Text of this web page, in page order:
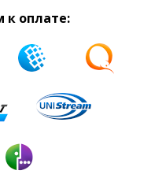
оплате: